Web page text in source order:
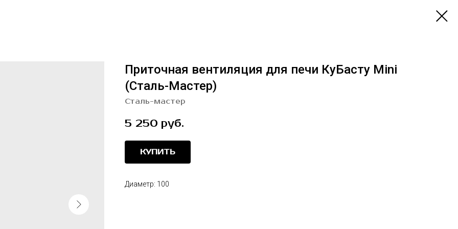
Приточная вентиляция для печи КуБасту Mini
(Сталь-Мастер)
Сталь-мастер
5 250 руб.
КУПИТЬ
Диаметр: 100